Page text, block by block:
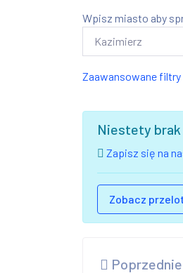
Wpisz miasto aby
Zaawansowane filtry
Niestety
Zapisz się na
Zobacz